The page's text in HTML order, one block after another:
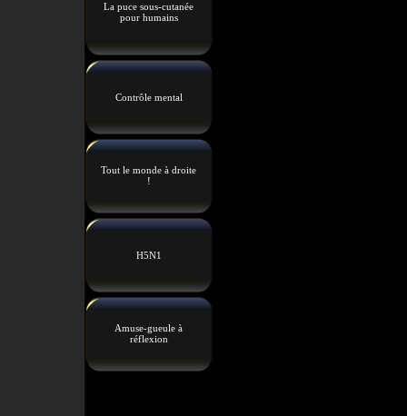
La puce sous-cutanée
pour humains
Contrôle mental
Tout le monde à droite
!
H5N1
Amuse-gueule à
réflexion